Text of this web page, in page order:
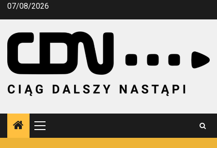
Przejdź
07/08/2026
Menu
główne